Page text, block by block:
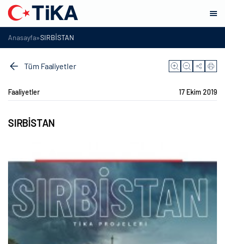
Anasayfa»SIRBİSTAN
Tüm Faaliyetler
Faaliyetler 17 Ekim 2019
SIRBİSTAN